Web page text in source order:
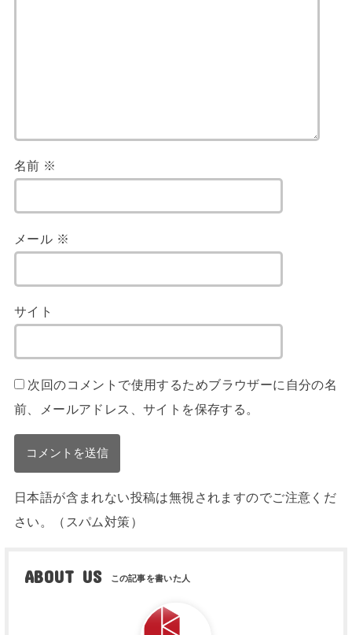
名前 ※
メール ※
サイト
次回のコメントで使用するためブラウザーに自分の名
前、メールアドレス、サイトを保存する。
日本語が含まれない投稿は無視されますのでご注意くだ
さい。（スパム対策）
ABOUT US